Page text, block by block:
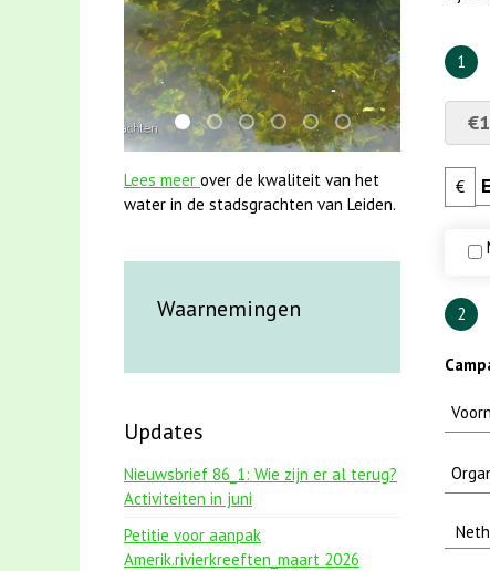
1
€
2
mei2021 1 snoekje elly
karper met kattenklimtouw
jun2021 28 brasem en
jun2021 zaklv 5 snoekje
smoelenboek fifi en
mei2021
Lees meer over de kwaliteit van het
water in de stadsgrachten van Leiden.
Waarnemingen
Updates
Nieuwsbrief 86_1: Wie zijn er al terug?
Activiteiten in juni
Petitie voor aanpak
Amerik.rivierkreeften_maart 2026